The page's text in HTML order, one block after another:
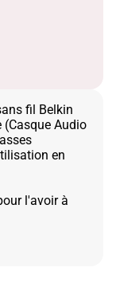
fil Belkin
(Casque Audio
en
l'avoir à